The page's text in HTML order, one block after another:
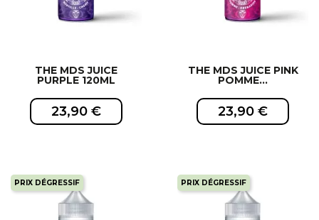
THE MDS JUICE
PURPLE 120ML
23,90 €
EXCLUSIVITÉ WEB !
THE MDS JUICE PINK
POMME...
23,90 €
EXCLUSIVITÉ WEB !
PRIX DÉGRESSIF PRIX DÉGRESSIF